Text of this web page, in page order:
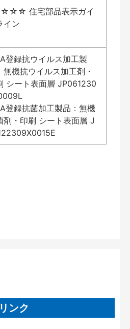
住宅部品表示ガイ
イン
登録抗ウイルス加工製
無機抗ウイルス加工剤・
シート表面層 JP061230
登録抗菌加工製品：無機
剤・印刷 シート表面層 J
ンク